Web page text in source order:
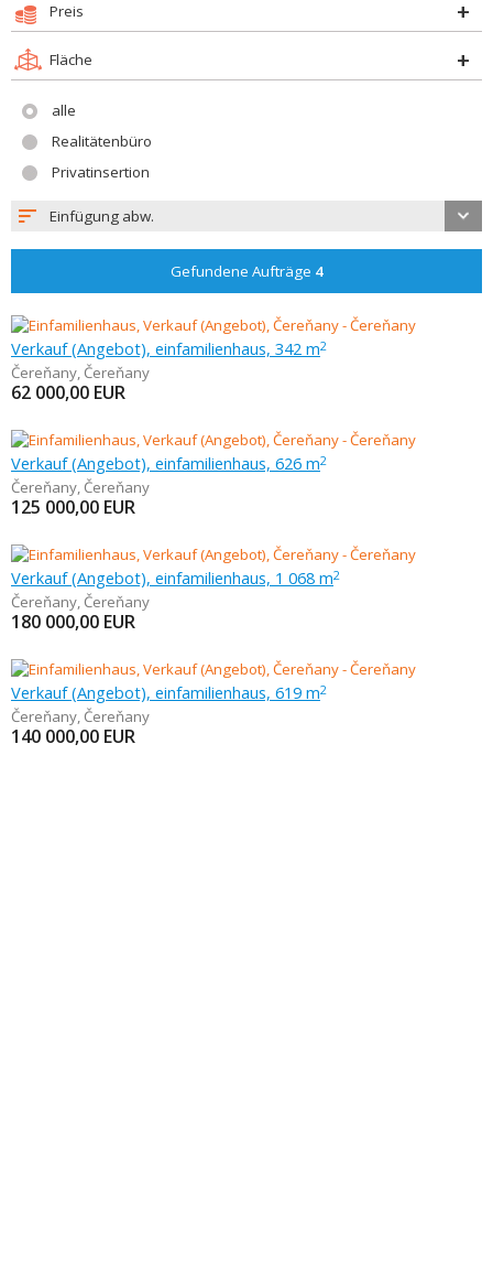
Preis
Fläche
alle
Realitätenbüro
Privatinsertion
Einfügung abw.
Gefundene Aufträge 4
Verkauf (Angebot), einfamilienhaus, 342 m2
Čereňany, Čereňany
62 000,00 EUR
Verkauf (Angebot), einfamilienhaus, 626 m2
Čereňany, Čereňany
125 000,00 EUR
Verkauf (Angebot), einfamilienhaus, 1 068 m2
Čereňany, Čereňany
180 000,00 EUR
Verkauf (Angebot), einfamilienhaus, 619 m2
Čereňany, Čereňany
140 000,00 EUR